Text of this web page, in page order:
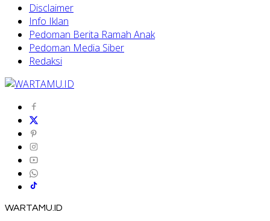
Disclaimer
Info Iklan
Pedoman Berita Ramah Anak
Pedoman Media Siber
Redaksi
WARTAMU.ID